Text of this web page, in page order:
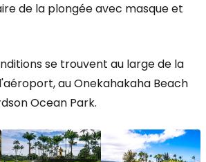
de la plongée avec masque et
se trouvent au large de la
au Onekahakaha Beach
Ocean Park.